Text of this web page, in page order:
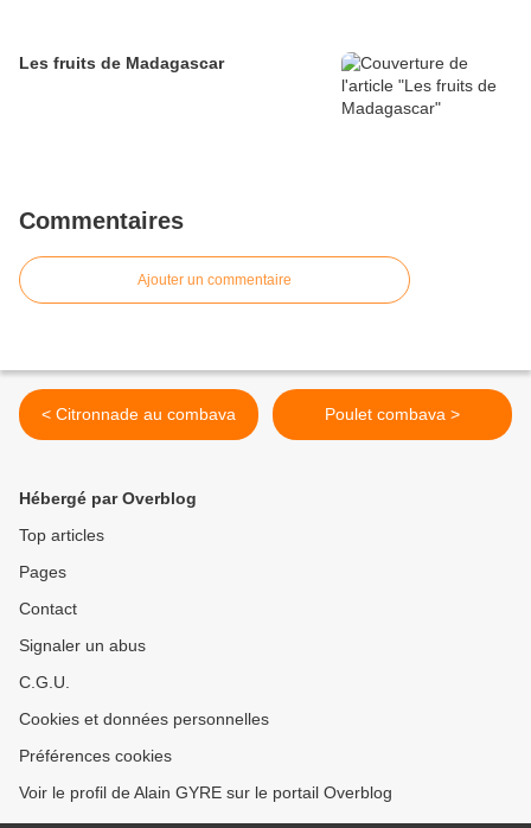
Les fruits de Madagascar
Commentaires
Ajouter un commentaire
< Citronnade au combava Poulet combava >
Hébergé par Overblog
Top articles
Pages
Contact
Signaler un abus
C.G.U.
Cookies et données personnelles
Préférences cookies
Voir le profil de Alain GYRE sur le portail Overblog